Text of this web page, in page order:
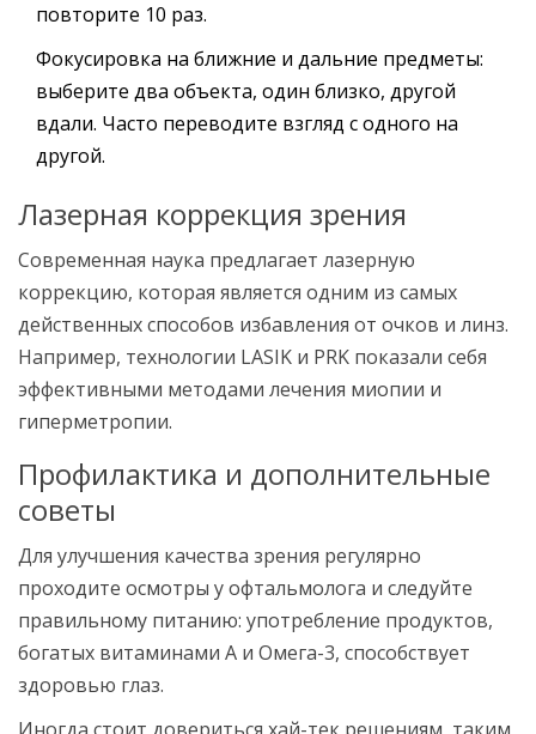
повторите 10 раз.
Фокусировка на ближние и дальние предметы:
выберите два объекта, один близко, другой
вдали. Часто переводите взгляд с одного на
другой.
Лазерная коррекция зрения
Современная наука предлагает лазерную
коррекцию, которая является одним из самых
действенных способов избавления от очков и линз.
Например, технологии LASIK и PRK показали себя
эффективными методами лечения миопии и
гиперметропии.
Профилактика и дополнительные
советы
Для улучшения качества зрения регулярно
проходите осмотры у офтальмолога и следуйте
правильному питанию: употребление продуктов,
богатых витаминами А и Омега-3, способствует
здоровью глаз.